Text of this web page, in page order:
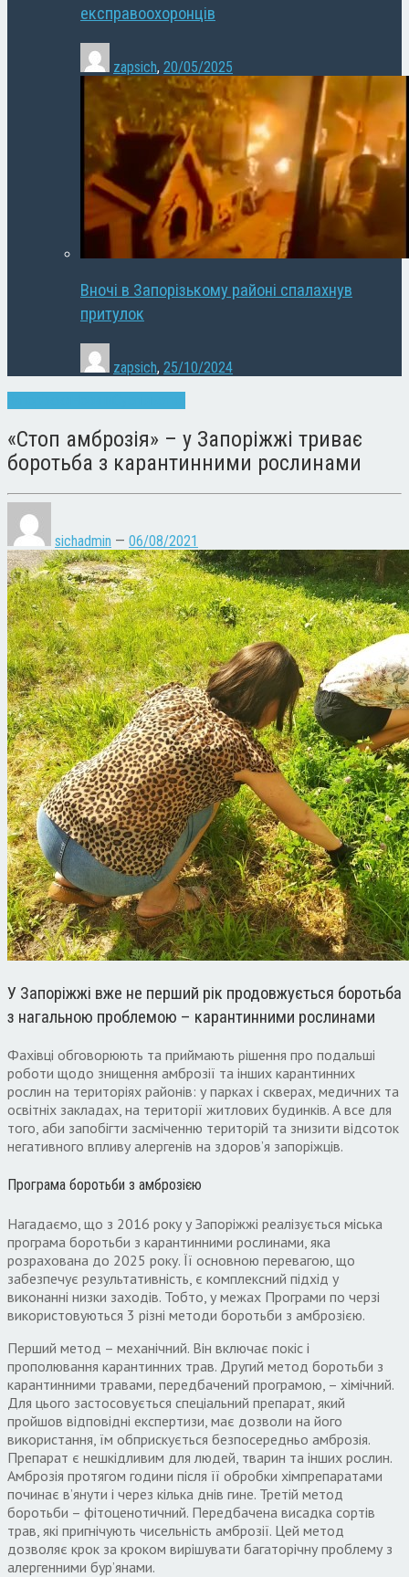
експравоохоронців
zapsich, 20/05/2025
Вночі в Запорізькому районі спалахнув
притулок
zapsich, 25/10/2024
«Стоп амброзія» – у Запоріжжі триває
боротьба з карантинними рослинами
sichadmin — 06/08/2021
У Запоріжжі вже не перший рік продовжується боротьба
з нагальною проблемою – карантинними рослинами
Фахівці обговорюють та приймають рішення про подальші
роботи щодо знищення амброзії та інших карантинних
рослин на територіях районів: у парках і скверах, медичних та
освітніх закладах, на території житлових будинків. А все для
того, аби запобігти засміченню територій та знизити відсоток
негативного впливу алергенів на здоров’я запоріжців.
Програма боротьби з амброзією
Нагадаємо, що з 2016 року у Запоріжжі реалізується міська
програма боротьби з карантинними рослинами, яка
розрахована до 2025 року. Її основною перевагою, що
забезпечує результативність, є комплексний підхід у
виконанні низки заходів. Тобто, у межах Програми по черзі
використовуються 3 різні методи боротьби з амброзією.
Перший метод – механічний. Він включає покіс і
прополювання карантинних трав. Другий метод боротьби з
карантинними травами, передбачений програмою, – хімічний.
Для цього застосовується спеціальний препарат, який
пройшов відповідні експертизи, має дозволи на його
використання, їм обприскується безпосередньо амброзія.
Препарат є нешкідливим для людей, тварин та інших рослин.
Амброзія протягом години після її обробки хімпрепаратами
починає в’янути і через кілька днів гине. Третій метод
боротьби – фітоценотичний. Передбачена висадка сортів
трав, які пригнічують чисельність амброзії. Цей метод
дозволяє крок за кроком вирішувати багаторічну проблему з
алергенними бур’янами.